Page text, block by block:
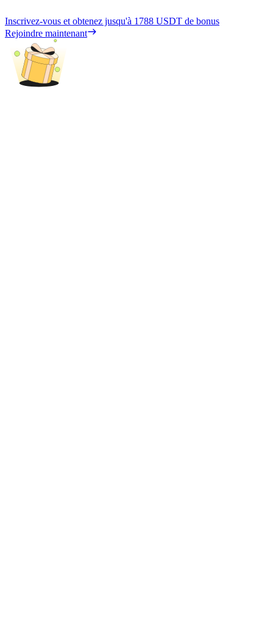
Inscrivez-vous et obtenez jusqu'à 1788 USDT de bonus
Rejoindre maintenant